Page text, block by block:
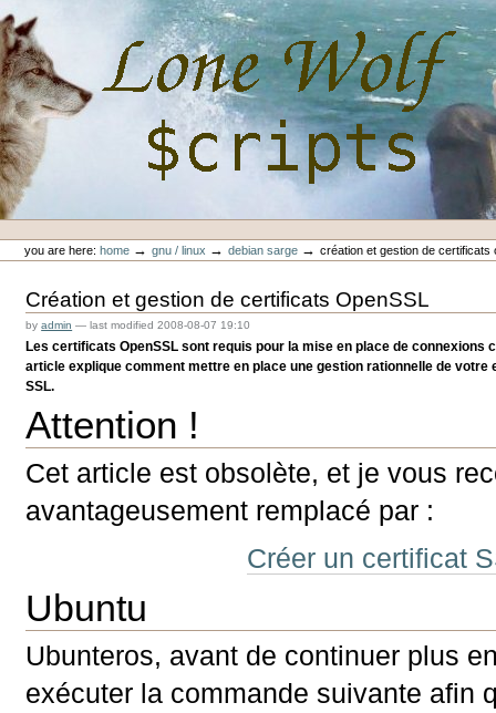
to
content.
Skip
to
navigation
Personal
tools
you are here: home →gnu / linux →debian sarge →création et gestion de certificats
Création et gestion de certificats OpenSSL
byadmin —last modified2008-08-07 19:10
Les certificats OpenSSL sont requis pour la mise en place de connexions
article explique comment mettre en place une gestion rationnelle de votre
SSL.
Attention !
Cet article est obsolète, et je vous
avantageusement remplacé par :
Créer un certificat
Ubuntu
Ubunteros, avant de continuer plus
exécuter la commande suivante afin